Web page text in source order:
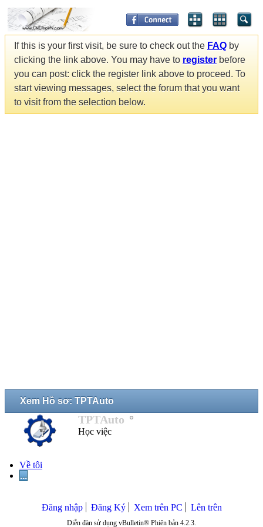
If this is your first visit, be sure to check out the FAQ by
clicking the link above. You may have to register before
you can post: click the register link above to proceed. To
start viewing messages, select the forum that you want
to visit from the selection below.
Xem Hồ sơ: TPTAuto
TPTAuto
Học việc
Về tôi
...
Đăng nhập Đăng Ký Xem trên PC Lên trên
Diễn đàn sử dụng vBulletin® Phiên bản 4.2.3.